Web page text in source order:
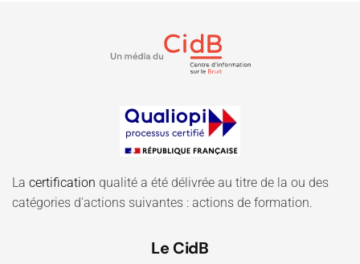
La certification qualité a été délivrée au titre de la ou des
catégories d'actions suivantes : actions de formation.
Le CidB